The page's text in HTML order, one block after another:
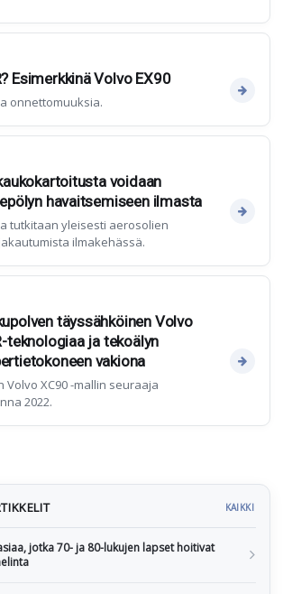
Esimerkkinä Volvo EX90
onnettomuuksia.
voidaan
havaitsemiseen ilmasta
tutkitaan yleisesti aerosolien
ilmakehässä.
täyssähköinen Volvo
teknologiaa ja tekoälyn
vakiona
Volvo XC90 -mallin seuraaja
2022.
KAIKKI
jotka 70- ja 80-lukujen lapset hoitivat